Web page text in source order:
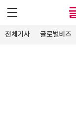
전체기사 글로벌비즈